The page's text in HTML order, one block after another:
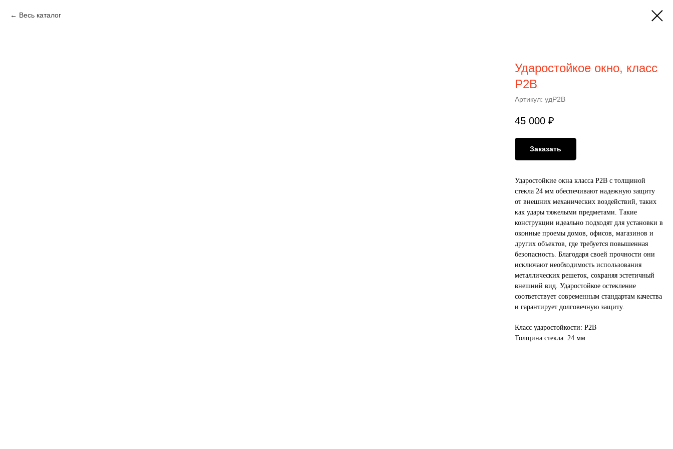
Весь каталог
Ударостойкое окно, класс
Р2В
Артикул: удР2В
45 000 ₽
Заказать
Ударостойкие окна класса Р2В с толщиной
стекла 24 мм обеспечивают надежную защиту
от внешних механических воздействий, таких
как удары тяжелыми предметами. Такие
конструкции идеально подходят для установки в
оконные проемы домов, офисов, магазинов и
других объектов, где требуется повышенная
безопасность. Благодаря своей прочности они
исключают необходимость использования
металлических решеток, сохраняя эстетичный
внешний вид. Ударостойкое остекление
соответствует современным стандартам качества
и гарантирует долговечную защиту.
Класс ударостойкости: Р2В
Толщина стекла: 24 мм